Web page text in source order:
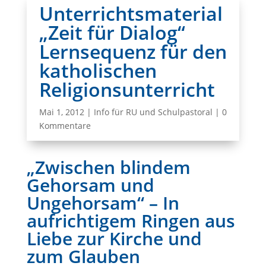
Unterrichtsmaterial
„Zeit für Dialog“
Lernsequenz für den
katholischen
Religionsunterricht
Mai 1, 2012| Info für RU und Schulpastoral | 0
Kommentare
„Zwischen blindem
Gehorsam und
Ungehorsam“ – In
aufrichtigem Ringen aus
Liebe zur Kirche und
zum Glauben